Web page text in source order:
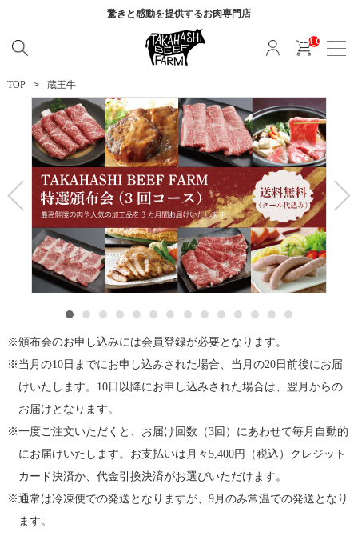
驚きと感動を提供するお肉専門店
__ITM_CNT__
TOP 蔵王牛
頒布会のお申し込みには会員登録が必要となります。
当月の10日までにお申し込みされた場合、当月の20日前後にお届
けいたします。10日以降にお申し込みされた場合は、翌月からの
お届けとなります。
一度ご注文いただくと、お届け回数（3回）にあわせて毎月自動的
にお届けいたします。お支払いは月々5,400円（税込）クレジット
カード決済か、代金引換決済がお選びいただけます。
通常は冷凍便での発送となりますが、9月のみ常温での発送となり
ます。